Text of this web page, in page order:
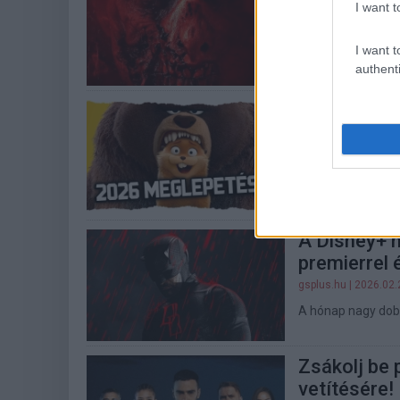
I want
I want
Resident
Egy bennfentes
igazán
gsplus.hu|
Rixon
A Disney+
premierrel
gsplus.hu |
A hónap nagy
Zsákolj be
vetítésére!